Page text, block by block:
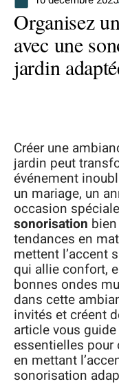
Organisez
avec une
jardin
Créer une
jardin peut
événement
un mariage, un
occasion
sonorisation
tendances en
mettent l’accent
qui allie confort,
bonnes ondes
dans cette
invités et créent
article vous
essentielles pour
en mettant
sonorisation